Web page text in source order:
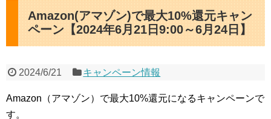
Amazon(アマゾン)で最大10%還元キャン
ペーン【2024年6月21日9:00～6月24日】
2024/6/21 キャンペーン情報
Amazon（アマゾン）で最大10%還元になるキャンペーンで
す。